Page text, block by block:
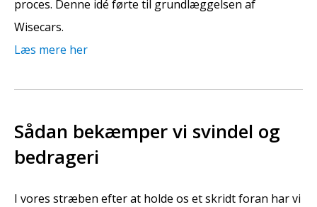
proces. Denne idé førte til grundlæggelsen af
Wisecars.
Læs mere her
Sådan bekæmper vi svindel og
bedrageri
I vores stræben efter at holde os et skridt foran har vi